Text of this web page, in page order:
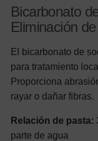
Bicarbonato
Eliminación
El bicarbonato de
para tratamiento
Proporciona
rayar o dañar fibras.
Relación de pasta:
parte de agua